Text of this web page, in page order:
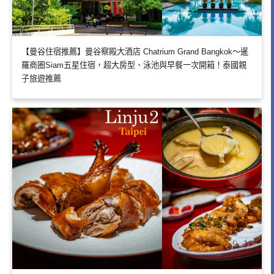
【曼谷住宿推薦】曼谷察殿大酒店 Chatrium Grand Bangkok～暹
羅商圈Siam五星住宿，超大房型、泳池與早餐一次開箱！泰國親
子旅遊推薦